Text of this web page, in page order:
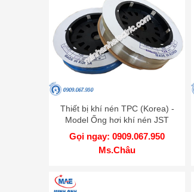
Thiết bị khí nén TPC (Korea) -
Model Ống hơi khí nén JST
0402
Gọi ngay: 0909.067.950
Ms.Châu